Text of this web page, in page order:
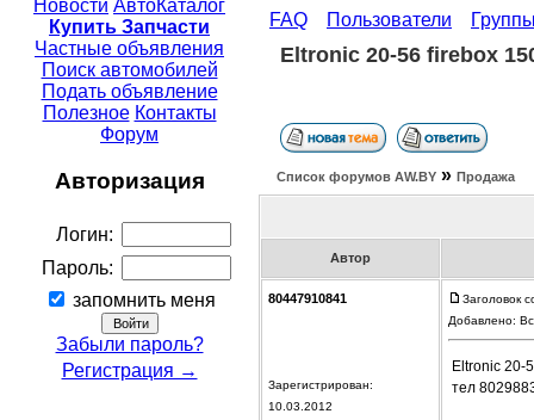
Новости АвтоКаталог
Купить Запчасти
Частные объявления
Поиск автомобилей
Подать объявление
Полезное Контакты
Форум
Авторизация
Логин:
Пароль:
запомнить меня
Забыли пароль?
Регистрация →
FAQ Пользователи
Eltronic 20-56 firebox
Список форумов АW.BY » Продажа
Автор
80447910841
Зарегистрирован:
10.03.2012
Заголовок
Добавлено:
Eltronic 20-
тел